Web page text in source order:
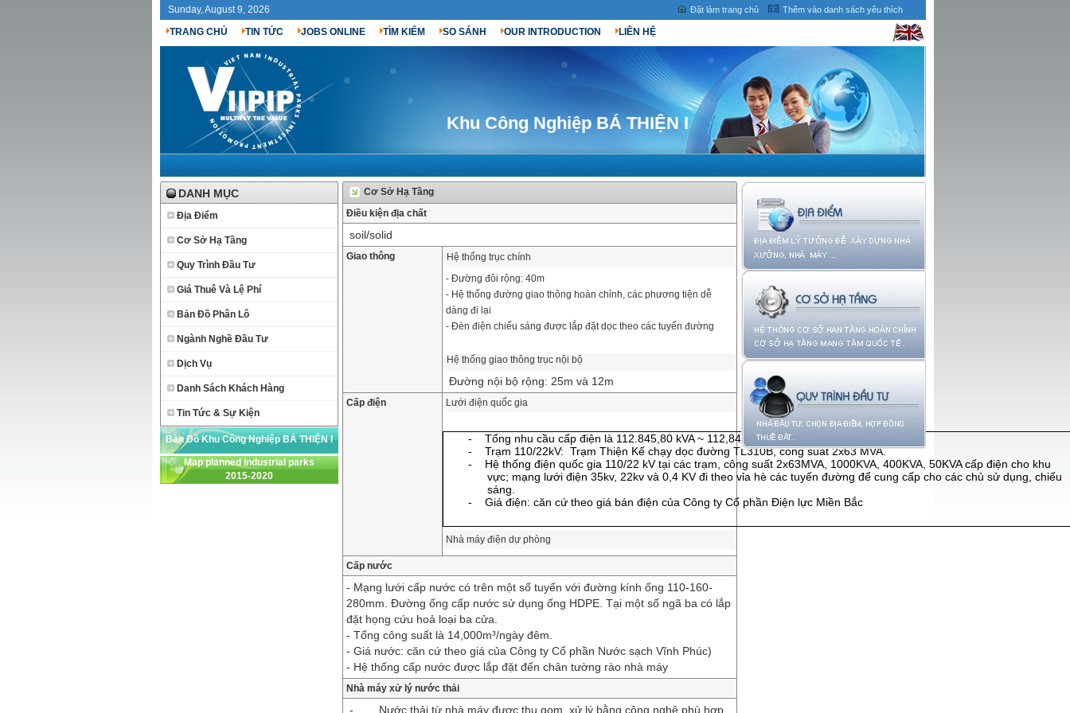
Sunday, August 9, 2026 Đặt làm trang chủ Thêm vào danh sách yêu thích
TRANG CHỦ TIN TỨC JOBS ONLINE TÌM KIẾM SO SÁNH OUR INTRODUCTION LIÊN HỆ
Khu Công Nghiệp BÁ THIỆN I
DANH MỤC
Địa Điểm
Cơ Sở Hạ Tầng
Quy Trình Đầu Tư
Giá Thuê Và Lệ Phí
Bản Đồ Phân Lô
Ngành Nghề Đầu Tư
Dịch Vụ
Danh Sách Khách Hàng
Tin Tức & Sự Kiện
Bản Đồ Khu Công Nghiệp BÁ THIỆN I
Map planned industrial parks
2015-2020
Cơ Sở Hạ Tầng
Điều kiện địa chất
soil/solid
Giao thông
Hệ thống trục chính
- Đường đôi rộng: 40m
- Hệ thống đường giao thông hoàn chỉnh, các phương tiện dễ
dàng đi lại
- Đèn điện chiếu sáng được lắp đặt dọc theo các tuyến đường
Hệ thống giao thông trục nội bộ
Đường nội bộ rộng: 25m và 12m
Cấp điện Lưới điện quốc gia
-
Tổng nhu cầu cấp điện là 112.845,80 kVA ~ 112,84 MVA.
-
Trạm 110/22kV: Trạm Thiện Kế chạy dọc đường TL310B, công suất 2x63 MVA.
-
Hệ thống điện quốc gia 110/22 kV tại các trạm, công suất 2x63MVA, 1000KVA, 400KVA, 50KVA cấp điện cho khu
vực; mạng lưới điện 35kv, 22kv và 0,4 KV đi theo vỉa hè các tuyến đường để cung cấp cho các chủ sử dụng, chiếu
sáng.
-
Giá điện: căn cứ theo giá bán điện của Công ty Cổ phần Điện lực Miền Bắc
Nhà máy điện dự phòng
Cấp nước
- Mạng lưới cấp nước có trên một số tuyến với đường kính ống 110-160-
280mm. Đường ống cấp nước sử dụng ống HDPE. Tại một số ngã ba có lắp
đặt họng cứu hoả loại ba cửa.
- Tổng công suất là 14,000m³/ngày đêm.
- Giá nước: căn cứ theo giá của Công ty Cổ phần Nước sạch Vĩnh Phúc)
- Hệ thống cấp nước được lắp đặt đến chân tường rào nhà máy
Nhà máy xử lý nước thải
-
Nước thải từ nhà máy được thu gom, xử lý bằng công nghệ phù hợp